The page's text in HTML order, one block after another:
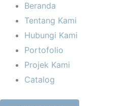
Beranda
Tentang Kami
Hubungi Kami
Portofolio
Projek Kami
Catalog